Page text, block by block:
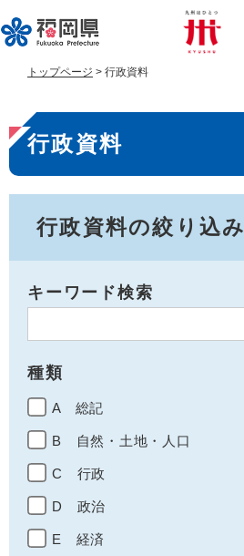
ー
ジ
で
す
ニ
ュ
ば
し
トップページ > 行政資料
本
文
行政資料
行政資料の絞り込み
キーワード検索
種類
A 総記
B 自然・土地・人口
C 行政
D 政治
E 経済